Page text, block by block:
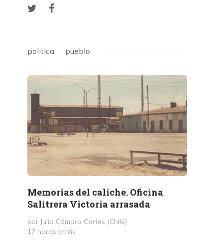
politica pueblo
Memorias del caliche. Oficina
Salitrera Victoria arrasada
por Julio Cámara Cortés (Chile)
17 horas atrás